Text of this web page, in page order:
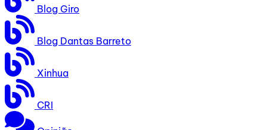
Blog Giro
Blog Dantas Barreto
Xinhua
CRI